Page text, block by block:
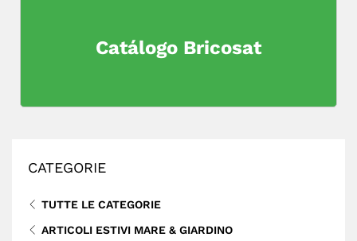
Catálogo Bricosat
CATEGORIE
TUTTE LE CATEGORIE
ARTICOLI ESTIVI MARE & GIARDINO